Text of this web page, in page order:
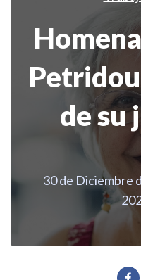
de su
30 de Diciembre